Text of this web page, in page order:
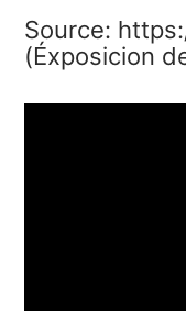
Source:
(Éxposicion